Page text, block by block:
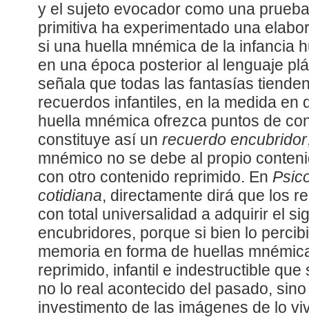
y el sujeto evocador como una
primitiva ha experimentado una
si una huella mnémica de la infancia
en una época posterior al lenguaje
señala que todas las fantasías
recuerdos infantiles, en la medida en
huella mnémica ofrezca puntos de
constituye así un recuerdo encubridor
mnémico no se debe al propio
con otro contenido reprimido. En
cotidiana, directamente dirá que los
con total universalidad a adquirir el
encubridores, porque si bien lo
memoria en forma de huellas
reprimido, infantil e indestructible
no lo real acontecido del pasado,
investimento de las imágenes de lo